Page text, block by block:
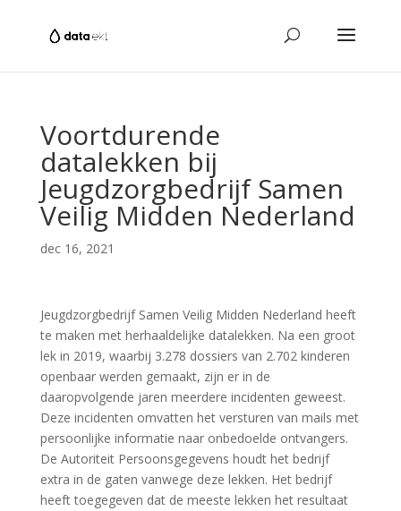
Voortdurende
datalekken bij
Jeugdzorgbedrijf Samen
Veilig Midden Nederland
dec 16, 2021
Jeugdzorgbedrijf Samen Veilig Midden Nederland heeft
te maken met herhaaldelijke datalekken. Na een groot
lek in 2019, waarbij 3.278 dossiers van 2.702 kinderen
openbaar werden gemaakt, zijn er in de
daaropvolgende jaren meerdere incidenten geweest.
Deze incidenten omvatten het versturen van mails met
persoonlijke informatie naar onbedoelde ontvangers.
De Autoriteit Persoonsgegevens houdt het bedrijf
extra in de gaten vanwege deze lekken. Het bedrijf
heeft toegegeven dat de meeste lekken het resultaat